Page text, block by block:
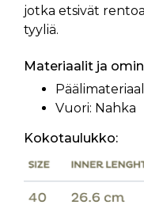
jotka etsivät
tyyliä.
Materiaalit ja
Vuori: Nahka
Kokotaulukko: